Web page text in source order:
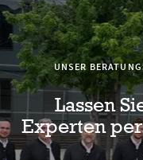
UNSER
Lassen
Experten